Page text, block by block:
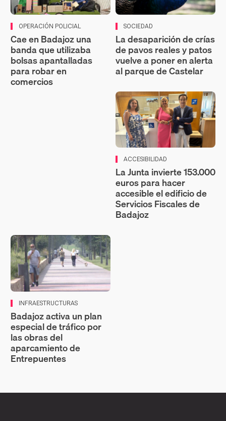
OPERACIÓN POLICIAL
Cae en Badajoz una
banda que utilizaba
bolsas apantalladas
para robar en
comercios
SOCIEDAD
La desaparición de crías
de pavos reales y patos
vuelve a poner en alerta
al parque de Castelar
ACCESIBILIDAD
La Junta invierte 153.000
euros para hacer
accesible el edificio de
Servicios Fiscales de
Badajoz
INFRAESTRUCTURAS
Badajoz activa un plan
especial de tráfico por
las obras del
aparcamiento de
Entrepuentes